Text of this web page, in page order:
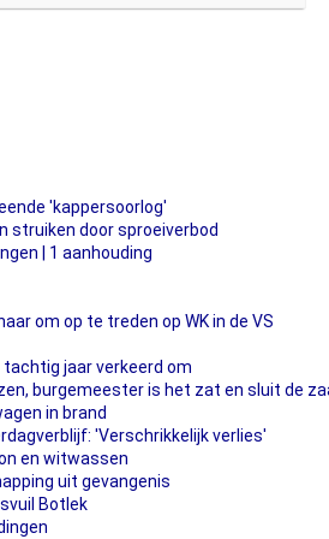
'kappersoorlog'
struiken door sproeiverbod
| 1 aanhouding
om op te treden op WK in de VS
jaar verkeerd om
burgemeester is het zat en sluit de
in brand
'Verschrikkelijk verlies'
en witwassen
uit gevangenis
Botlek